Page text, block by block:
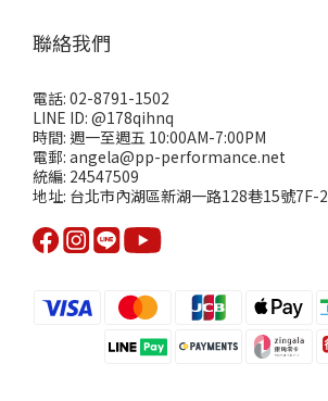
聯絡我們
電話: 02-8791-1502
LINE ID: @178qihnq
時間: 週一至週五 10:00AM-7:00PM
電郵: angela@pp-performance.net
統編: 24547509
地址: 台北市內湖區新湖一路128巷15號7F-2